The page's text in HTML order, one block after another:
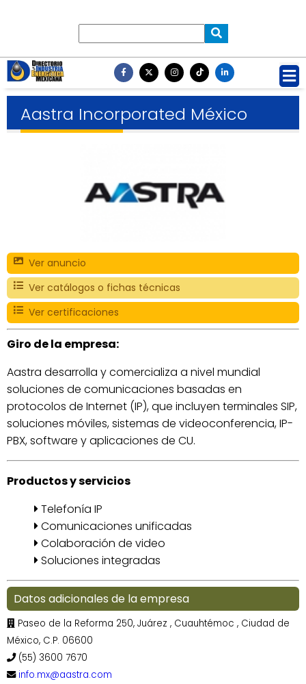
Aastra Incorporated México
Ver anuncio
Ver catálogos o fichas técnicas
Ver certificaciones
Giro de la empresa:
Aastra desarrolla y comercializa a nivel mundial
soluciones de comunicaciones basadas en
protocolos de Internet (IP), que incluyen terminales SIP,
soluciones móviles, sistemas de videoconferencia, IP-
PBX, software y aplicaciones de CU.
Productos y servicios
Telefonía IP
Comunicaciones unificadas
Colaboración de video
Soluciones integradas
Datos adicionales de la empresa
Paseo de la Reforma 250, Juárez , Cuauhtémoc , Ciudad de
México, C.P. 06600
(55) 3600 7670
info.mx@aastra.com